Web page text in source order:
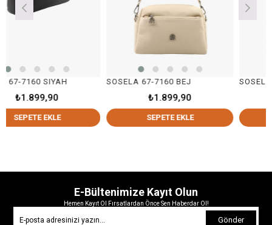
SIYAH
EKLE
SOSELA 67-7160 BEJ
₺1.899,90
SEPETE EKLE
SOSELA 67-
E-Bültenimize Kayıt Olun
Hemen Kayıt Ol Fırsatlardan Önce Sen Haberdar Ol!
Gönder